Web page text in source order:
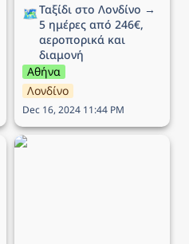
🗺️Ταξίδι στο Λονδίνο →
5 ημέρες από 246€,
αεροπορικά και
διαμονή
Αθήνα
Λονδίνο
Dec 16, 2024 11:44 PM
Ταξίδι στην Λιουμπλιάνα